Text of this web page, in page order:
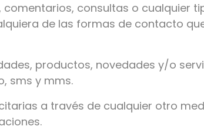
consultas o cualquier
de las formas de contacto
productos, novedades y/o
sms y mms.
a través de cualquier otro